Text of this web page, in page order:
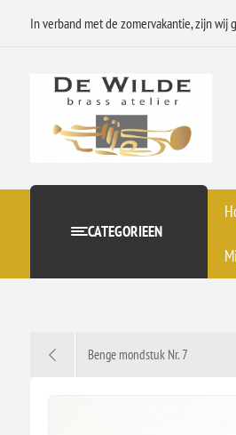
In verband met de zomervakantie, zijn
CATEGORIEEN
Benge mondstuk Nr. 7